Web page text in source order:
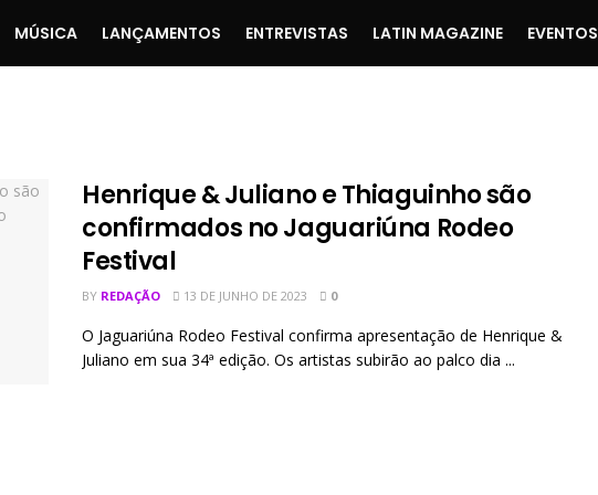
MÚSICA LANÇAMENTOS ENTREVISTAS LATIN MAGAZINE EVENTOS
Henrique & Juliano e Thiaguinho são
confirmados no Jaguariúna Rodeo
Festival
BY REDAÇÃO 13 DE JUNHO DE 2023 0
O Jaguariúna Rodeo Festival confirma apresentação de Henrique &
Juliano em sua 34ª edição. Os artistas subirão ao palco dia ...